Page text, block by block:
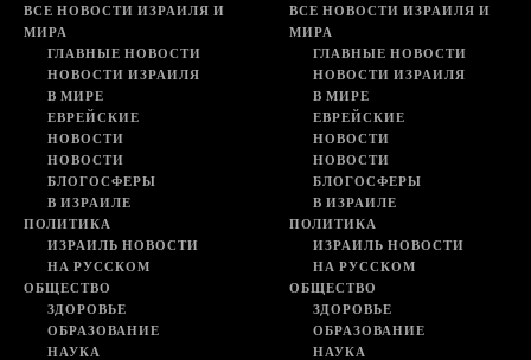
ВСЕ НОВОСТИ ИЗРАИЛЯ И
МИРА
ГЛАВНЫЕ НОВОСТИ
НОВОСТИ ИЗРАИЛЯ
В МИРЕ
ЕВРЕЙСКИЕ
НОВОСТИ
НОВОСТИ
БЛОГОСФЕРЫ
В ИЗРАИЛЕ
ПОЛИТИКА
ИЗРАИЛЬ НОВОСТИ
НА РУССКОМ
ОБЩЕСТВО
ЗДОРОВЬЕ
ОБРАЗОВАНИЕ
НАУКА
ВСЕ НОВОСТИ ИЗРАИЛЯ И
МИРА
ГЛАВНЫЕ НОВОСТИ
НОВОСТИ ИЗРАИЛЯ
В МИРЕ
ЕВРЕЙСКИЕ
НОВОСТИ
НОВОСТИ
БЛОГОСФЕРЫ
В ИЗРАИЛЕ
ПОЛИТИКА
ИЗРАИЛЬ НОВОСТИ
НА РУССКОМ
ОБЩЕСТВО
ЗДОРОВЬЕ
ОБРАЗОВАНИЕ
НАУКА